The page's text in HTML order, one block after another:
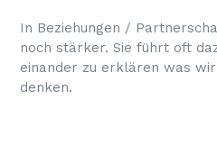
In Beziehungen /
noch stärker. Sie führt oft
einander zu erklären was
denken.